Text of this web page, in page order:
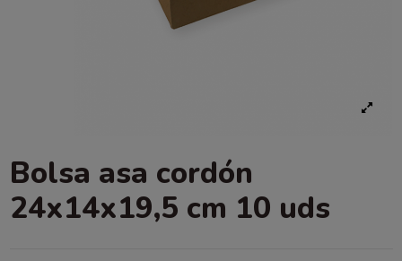
Bolsa asa cordón
24x14x19,5 cm 10 uds